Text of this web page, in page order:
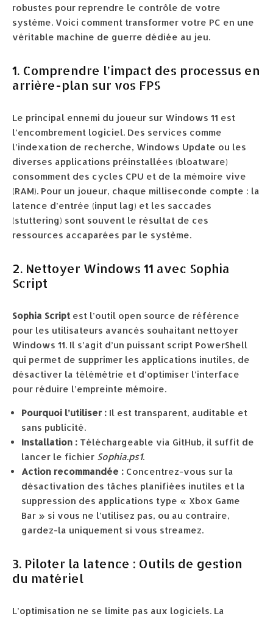
robustes pour reprendre le contrôle de votre
système. Voici comment transformer votre PC en une
véritable machine de guerre dédiée au jeu.
1. Comprendre l’impact des processus en
arrière-plan sur vos FPS
Le principal ennemi du joueur sur Windows 11 est
l’encombrement logiciel. Des services comme
l’indexation de recherche, Windows Update ou les
diverses applications préinstallées (bloatware)
consomment des cycles CPU et de la mémoire vive
(RAM). Pour un joueur, chaque milliseconde compte : la
latence d’entrée (input lag) et les saccades
(stuttering) sont souvent le résultat de ces
ressources accaparées par le système.
2. Nettoyer Windows 11 avec Sophia
Script
Sophia Script est l’outil open source de référence
pour les utilisateurs avancés souhaitant nettoyer
Windows 11. Il s’agit d’un puissant script PowerShell
qui permet de supprimer les applications inutiles, de
désactiver la télémétrie et d’optimiser l’interface
pour réduire l’empreinte mémoire.
Pourquoi l’utiliser : Il est transparent, auditable et
sans publicité.
Installation : Téléchargeable via GitHub, il suffit de
lancer le fichier Sophia.ps1.
Action recommandée : Concentrez-vous sur la
désactivation des tâches planifiées inutiles et la
suppression des applications type « Xbox Game
Bar » si vous ne l’utilisez pas, ou au contraire,
gardez-la uniquement si vous streamez.
3. Piloter la latence : Outils de gestion
du matériel
L’optimisation ne se limite pas aux logiciels. La